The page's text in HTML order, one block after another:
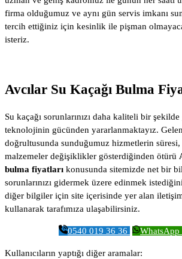
firma olduğumuz ve aynı gün servis imkanı
tercih ettiğiniz için kesinlik ile pişman
isteriz.
Avcılar Su Kaçağı Bulma
Su kaçağı sorunlarınızı daha kaliteli bir
teknolojinin gücünden yararlanmaktayız.
doğrultusunda sunduğumuz hizmetlerin süresi,
malzemeler değişiklikler gösterdiğinden ötürü
bulma fiyatları konusunda sitemizde net bir
sorunlarınızı gidermek üzere edinmek
diğer bilgiler için site içerisinde yer alan iletişim
kullanarak tarafımıza ulaşabilirsiniz.
0540 019 36 36
Kullanıcıların yaptığı diğer aramalar: